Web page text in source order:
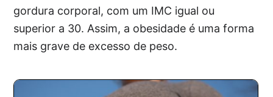
gordura corporal, com um IMC igual ou
superior a 30. Assim, a obesidade é uma forma
mais grave de excesso de peso.